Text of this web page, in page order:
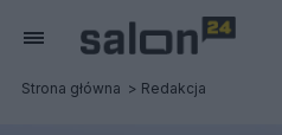
Strona główna Redakcja